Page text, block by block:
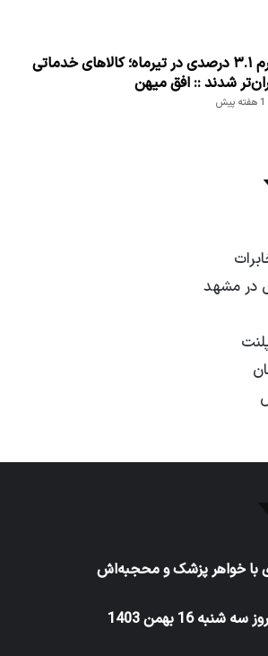
ورم ۳.۱ درصدی در تیرماه؛ کالاهای خدماتی
شدند :: افق میهن
1 هفته پیش
در مشهد
با خواهر پزشک و محجبه‌اش
16 بهمن 1403